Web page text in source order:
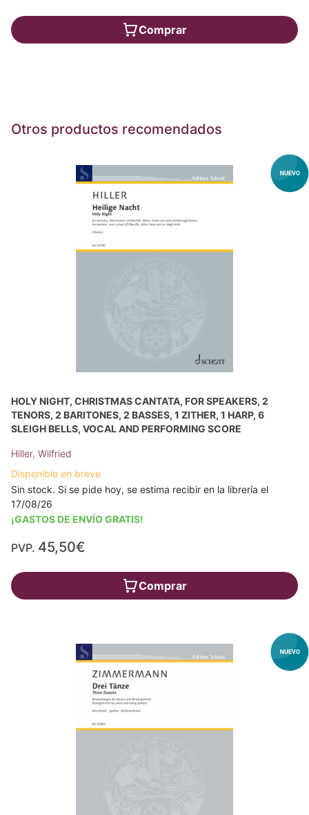
Comprar
Otros productos recomendados
HOLY NIGHT, CHRISTMAS CANTATA, FOR SPEAKERS, 2
TENORS, 2 BARITONES, 2 BASSES, 1 ZITHER, 1 HARP, 6
SLEIGH BELLS, VOCAL AND PERFORMING SCORE
Hiller, Wilfried
Disponible en breve
Sin stock. Si se pide hoy, se estima recibir en la librería el
17/08/26
¡GASTOS DE ENVÍO GRATIS!
PVP. 45,50€
Comprar